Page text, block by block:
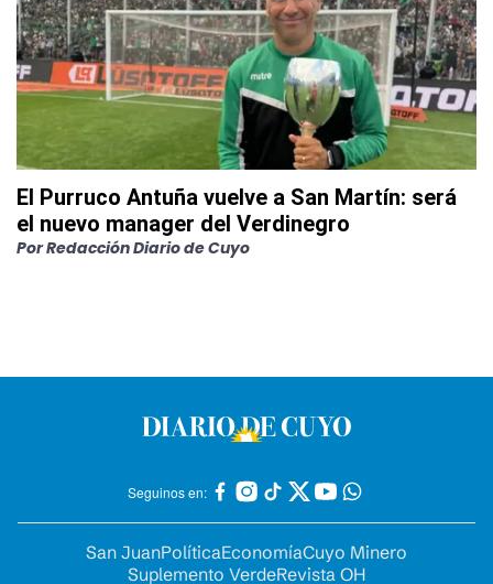
El Purruco Antuña vuelve a San Martín: será
el nuevo manager del Verdinegro
PorRedacción Diario de Cuyo
Seguinos en:
San JuanPolíticaEconomíaCuyo Minero
Suplemento VerdeRevista OH